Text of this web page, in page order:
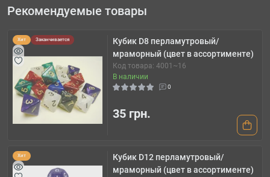
Рекомендуемые товары
Хит Заканчивается
Кубик D8 перламутровый/
мраморный (цвет в ассортименте)
Код товара: 4001~16
В наличии
0
35 грн.
Хит
Кубик D12 перламутровый/
мраморный (цвет в ассортименте)